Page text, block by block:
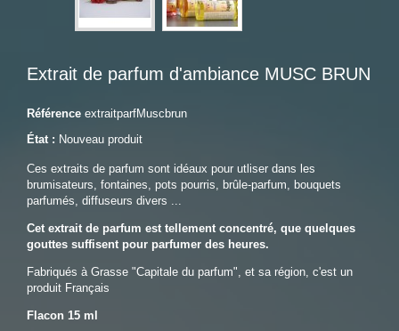
Extrait de parfum d'ambiance MUSC BRUN
Référence extraitparfMuscbrun
État : Nouveau produit
Ces extraits de parfum sont idéaux pour utliser dans les
brumisateurs, fontaines, pots pourris, brûle-parfum, bouquets
parfumés, diffuseurs divers ...
Cet extrait de parfum est tellement concentré, que quelques
gouttes suffisent pour parfumer des heures.
Fabriqués à Grasse "Capitale du parfum", et sa région, c'est un
produit Français
Flacon 15 ml